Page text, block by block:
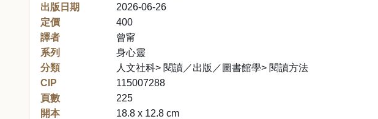
出版日期
2026-06-26
定價
400
譯者
曾甯
系列
身心靈
分類
人文社科> 閱讀／出版／圖書館學> 閱讀方法
CIP
115007288
頁數
225
開本
18.8 x 12.8 cm